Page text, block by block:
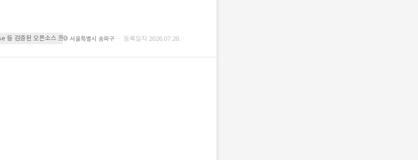
검증된 오픈소스 프레임워크를 기반으로 시스템을 구축
서울특별시 송파구 · 등록일자 2026.07.28.